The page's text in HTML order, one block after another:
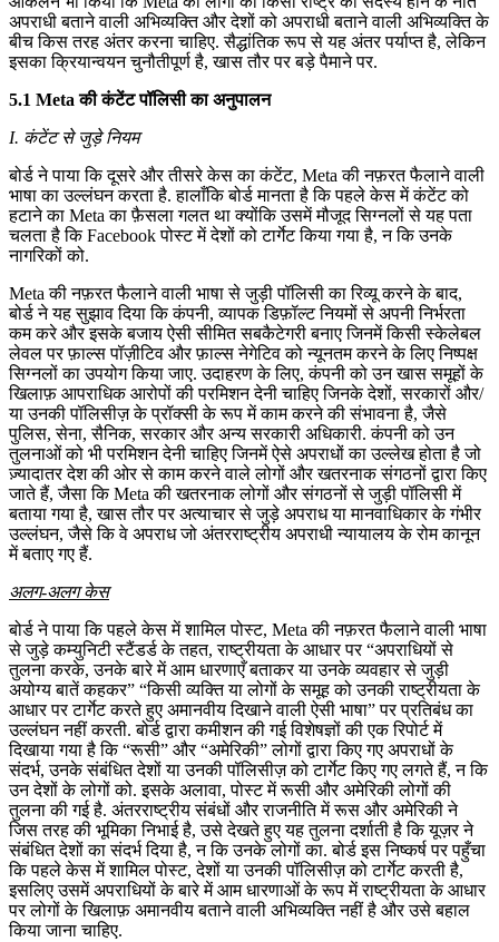
अपराधी बताने वाली अभिव्यक्ति और देशों को अपराधी बताने वाली अभिव्यक्ति के
बीच किस तरह अंतर करना चाहिए. सैद्धांतिक रूप से यह अंतर पर्याप्त है, लेकिन
इसका क्रियान्वयन चुनौतीपूर्ण है, खास तौर पर बड़े पैमाने पर.
5.1 Meta की कंटेंट पॉलिसी का अनुपालन
I. कंटेंट से जुड़े नियम
बोर्ड ने पाया कि दूसरे और तीसरे केस का कंटेंट, Meta की नफ़रत फैलाने वाली
भाषा का उल्लंघन करता है. हालाँकि बोर्ड मानता है कि पहले केस में कंटेंट को
हटाने का Meta का फ़ैसला गलत था क्योंकि उसमें मौजूद सिग्नलों से यह पता
चलता है कि Facebook पोस्ट में देशों को टार्गेट किया गया है, न कि उनके
नागरिकों को.
Meta की नफ़रत फैलाने वाली भाषा से जुड़ी पॉलिसी का रिव्यू करने के बाद,
बोर्ड ने यह सुझाव दिया कि कंपनी, व्यापक डिफ़ॉल्ट नियमों से अपनी निर्भरता
कम करे और इसके बजाय ऐसी सीमित सबकैटेगरी बनाए जिनमें किसी स्केलेबल
लेवल पर फ़ाल्स पॉज़ीटिव और फ़ाल्स नेगेटिव को न्यूनतम करने के लिए निष्पक्ष
सिग्नलों का उपयोग किया जाए. उदाहरण के लिए, कंपनी को उन खास समूहों के
खिलाफ़ आपराधिक आरोपों की परमिशन देनी चाहिए जिनके देशों, सरकारों और/
या उनकी पॉलिसीज़ के प्रॉक्सी के रूप में काम करने की संभावना है, जैसे
पुलिस, सेना, सैनिक, सरकार और अन्य सरकारी अधिकारी. कंपनी को उन
तुलनाओं को भी परमिशन देनी चाहिए जिनमें ऐसे अपराधों का उल्लेख होता है जो
ज़्यादातर देश की ओर से काम करने वाले लोगों और खतरनाक संगठनों द्वारा किए
जाते हैं, जैसा कि Meta की खतरनाक लोगों और संगठनों से जुड़ी पॉलिसी में
बताया गया है, खास तौर पर अत्याचार से जुड़े अपराध या मानवाधिकार के गंभीर
उल्लंघन, जैसे कि वे अपराध जो अंतरराष्ट्रीय अपराधी न्यायालय के रोम कानून
में बताए गए हैं.
अलग-अलग केस
बोर्ड ने पाया कि पहले केस में शामिल पोस्ट, Meta की नफ़रत फैलाने वाली भाषा
से जुड़े कम्युनिटी स्टैंडर्ड के तहत, राष्ट्रीयता के आधार पर “अपराधियों से
तुलना करके, उनके बारे में आम धारणाएँ बताकर या उनके व्यवहार से जुड़ी
अयोग्य बातें कहकर” “किसी व्यक्ति या लोगों के समूह को उनकी राष्ट्रीयता के
आधार पर टार्गेट करते हुए अमानवीय दिखाने वाली ऐसी भाषा” पर प्रतिबंध का
उल्लंघन नहीं करती. बोर्ड द्वारा कमीशन की गई विशेषज्ञों की एक रिपोर्ट में
दिखाया गया है कि “रूसी” और “अमेरिकी” लोगों द्वारा किए गए अपराधों के
संदर्भ, उनके संबंधित देशों या उनकी पॉलिसीज़ को टार्गेट किए गए लगते हैं, न कि
उन देशों के लोगों को. इसके अलावा, पोस्ट में रूसी और अमेरिकी लोगों की
तुलना की गई है. अंतरराष्ट्रीय संबंधों और राजनीति में रूस और अमेरिकी ने
जिस तरह की भूमिका निभाई है, उसे देखते हुए यह तुलना दर्शाती है कि यूज़र ने
संबंधित देशों का संदर्भ दिया है, न कि उनके लोगों का. बोर्ड इस निष्कर्ष पर पहुँचा
कि पहले केस में शामिल पोस्ट, देशों या उनकी पॉलिसीज़ को टार्गेट करती है,
इसलिए उसमें अपराधियों के बारे में आम धारणाओं के रूप में राष्ट्रीयता के आधार
पर लोगों के खिलाफ़ अमानवीय बताने वाली अभिव्यक्ति नहीं है और उसे बहाल
किया जाना चाहिए.